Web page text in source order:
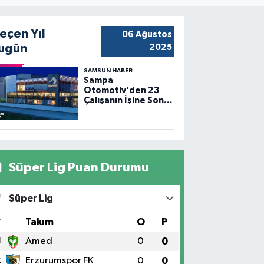
Yıl
06 Ağustos
2025
SAMSUN HABER
Sampa
Otomotiv'den 23
Çalışanın İşine Son
Süper Lig Puan Durumu
Süper Lig
Takım O P
Amed 0 0
Erzurumspor FK 0 0